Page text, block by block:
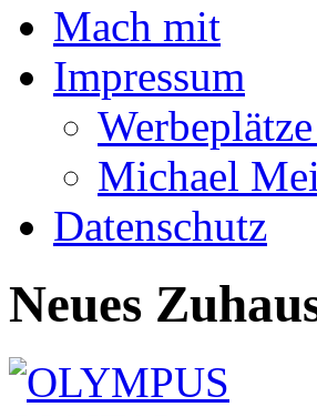
Mach mit
Impressum
Michael
Datenschutz
Neues